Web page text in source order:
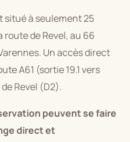
situé à seulement 25
de Revel, au 66
Un accès direct
A61 (sortie 19.1 vers
Revel (D2).
peuvent se faire
direct et